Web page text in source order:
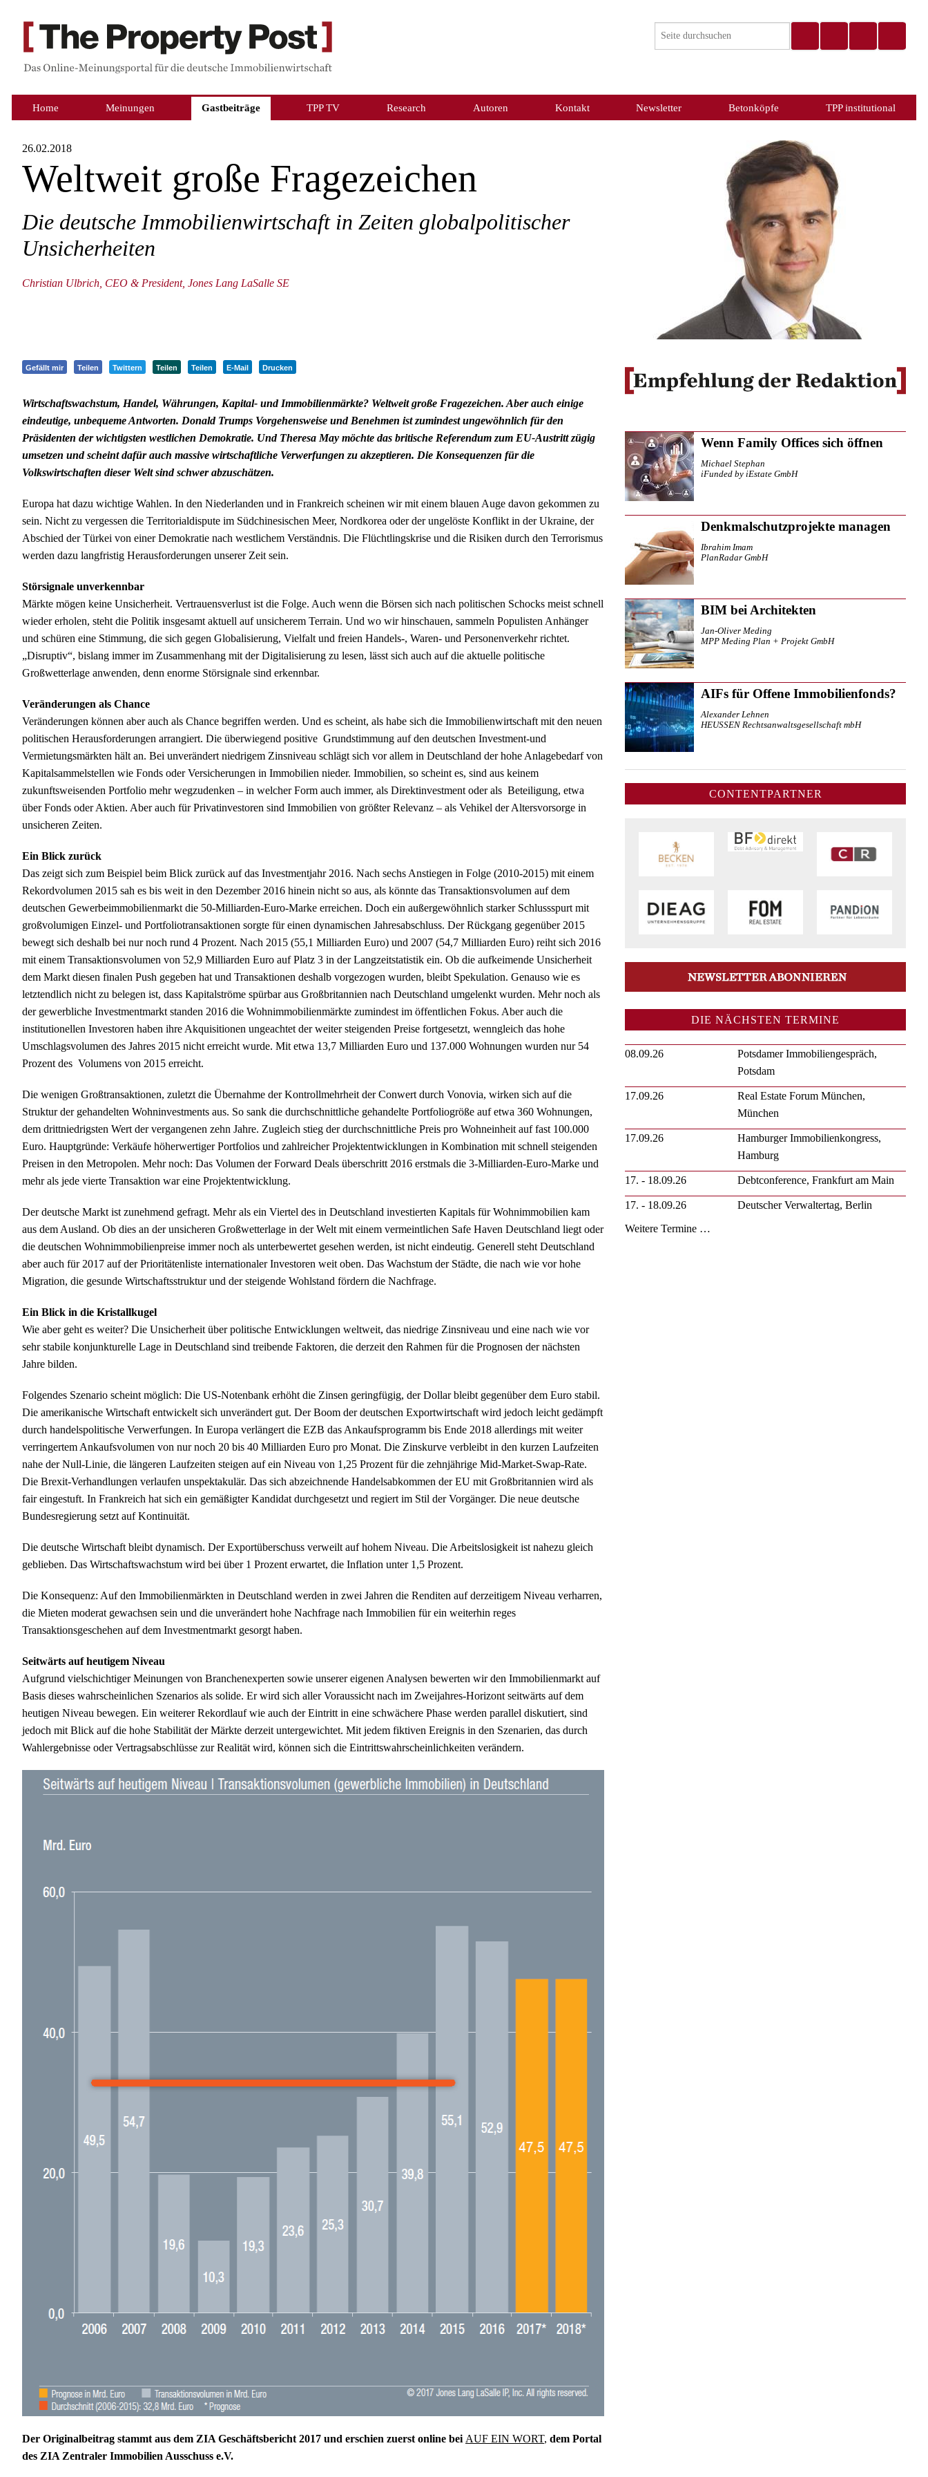
Home Meinungen Gastbeiträge TPP TV Research Autoren Kontakt Newsletter Betonköpfe TPP institutional
26.02.2018
Weltweit große Fragezeichen
Die deutsche Immobilienwirtschaft in Zeiten globalpolitischer
Unsicherheiten
Christian Ulbrich, CEO & President, Jones Lang LaSalle SE
Gefällt mir Teilen Twittern Teilen Teilen E-Mail Drucken
Wirtschaftswachstum, Handel, Währungen, Kapital- und Immobilienmärkte? Weltweit große Fragezeichen. Aber auch einige
eindeutige, unbequeme Antworten. Donald Trumps Vorgehensweise und Benehmen ist zumindest ungewöhnlich für den
Präsidenten der wichtigsten westlichen Demokratie. Und Theresa May möchte das britische Referendum zum EU-Austritt zügig
umsetzen und scheint dafür auch massive wirtschaftliche Verwerfungen zu akzeptieren. Die Konsequenzen für die
Volkswirtschaften dieser Welt sind schwer abzuschätzen.
Europa hat dazu wichtige Wahlen. In den Niederlanden und in Frankreich scheinen wir mit einem blauen Auge davon gekommen zu
sein. Nicht zu vergessen die Territorialdispute im Südchinesischen Meer, Nordkorea oder der ungelöste Konflikt in der Ukraine, der
Abschied der Türkei von einer Demokratie nach westlichem Verständnis. Die Flüchtlingskrise und die Risiken durch den Terrorismus
werden dazu langfristig Herausforderungen unserer Zeit sein.
Störsignale unverkennbar
Märkte mögen keine Unsicherheit. Vertrauensverlust ist die Folge. Auch wenn die Börsen sich nach politischen Schocks meist schnell
wieder erholen, steht die Politik insgesamt aktuell auf unsicherem Terrain. Und wo wir hinschauen, sammeln Populisten Anhänger
und schüren eine Stimmung, die sich gegen Globalisierung, Vielfalt und freien Handels-, Waren- und Personenverkehr richtet.
„Disruptiv“, bislang immer im Zusammenhang mit der Digitalisierung zu lesen, lässt sich auch auf die aktuelle politische
Großwetterlage anwenden, denn enorme Störsignale sind erkennbar.
Veränderungen als Chance
Veränderungen können aber auch als Chance begriffen werden. Und es scheint, als habe sich die Immobilienwirtschaft mit den neuen
politischen Herausforderungen arrangiert. Die überwiegend positive Grundstimmung auf den deutschen Investment-und
Vermietungsmärkten hält an. Bei unverändert niedrigem Zinsniveau schlägt sich vor allem in Deutschland der hohe Anlagebedarf von
Kapitalsammelstellen wie Fonds oder Versicherungen in Immobilien nieder. Immobilien, so scheint es, sind aus keinem
zukunftsweisenden Portfolio mehr wegzudenken – in welcher Form auch immer, als Direktinvestment oder als Beteiligung, etwa
über Fonds oder Aktien. Aber auch für Privatinvestoren sind Immobilien von größter Relevanz – als Vehikel der Altersvorsorge in
unsicheren Zeiten.
Ein Blick zurück
Das zeigt sich zum Beispiel beim Blick zurück auf das Investmentjahr 2016. Nach sechs Anstiegen in Folge (2010-2015) mit einem
Rekordvolumen 2015 sah es bis weit in den Dezember 2016 hinein nicht so aus, als könnte das Transaktionsvolumen auf dem
deutschen Gewerbeimmobilienmarkt die 50-Milliarden-Euro-Marke erreichen. Doch ein außergewöhnlich starker Schlussspurt mit
großvolumigen Einzel- und Portfoliotransaktionen sorgte für einen dynamischen Jahresabschluss. Der Rückgang gegenüber 2015
bewegt sich deshalb bei nur noch rund 4 Prozent. Nach 2015 (55,1 Milliarden Euro) und 2007 (54,7 Milliarden Euro) reiht sich 2016
mit einem Transaktionsvolumen von 52,9 Milliarden Euro auf Platz 3 in der Langzeitstatistik ein. Ob die aufkeimende Unsicherheit
dem Markt diesen finalen Push gegeben hat und Transaktionen deshalb vorgezogen wurden, bleibt Spekulation. Genauso wie es
letztendlich nicht zu belegen ist, dass Kapitalströme spürbar aus Großbritannien nach Deutschland umgelenkt wurden. Mehr noch als
der gewerbliche Investmentmarkt standen 2016 die Wohnimmobilienmärkte zumindest im öffentlichen Fokus. Aber auch die
institutionellen Investoren haben ihre Akquisitionen ungeachtet der weiter steigenden Preise fortgesetzt, wenngleich das hohe
Umschlagsvolumen des Jahres 2015 nicht erreicht wurde. Mit etwa 13,7 Milliarden Euro und 137.000 Wohnungen wurden nur 54
Prozent des Volumens von 2015 erreicht.
Die wenigen Großtransaktionen, zuletzt die Übernahme der Kontrollmehrheit der Conwert durch Vonovia, wirken sich auf die
Struktur der gehandelten Wohninvestments aus. So sank die durchschnittliche gehandelte Portfoliogröße auf etwa 360 Wohnungen,
dem drittniedrigsten Wert der vergangenen zehn Jahre. Zugleich stieg der durchschnittliche Preis pro Wohneinheit auf fast 100.000
Euro. Hauptgründe: Verkäufe höherwertiger Portfolios und zahlreicher Projektentwicklungen in Kombination mit schnell steigenden
Preisen in den Metropolen. Mehr noch: Das Volumen der Forward Deals überschritt 2016 erstmals die 3-Milliarden-Euro-Marke und
mehr als jede vierte Transaktion war eine Projektentwicklung.
Der deutsche Markt ist zunehmend gefragt. Mehr als ein Viertel des in Deutschland investierten Kapitals für Wohnimmobilien kam
aus dem Ausland. Ob dies an der unsicheren Großwetterlage in der Welt mit einem vermeintlichen Safe Haven Deutschland liegt oder
die deutschen Wohnimmobilienpreise immer noch als unterbewertet gesehen werden, ist nicht eindeutig. Generell steht Deutschland
aber auch für 2017 auf der Prioritätenliste internationaler Investoren weit oben. Das Wachstum der Städte, die nach wie vor hohe
Migration, die gesunde Wirtschaftsstruktur und der steigende Wohlstand fördern die Nachfrage.
Ein Blick in die Kristallkugel
Wie aber geht es weiter? Die Unsicherheit über politische Entwicklungen weltweit, das niedrige Zinsniveau und eine nach wie vor
sehr stabile konjunkturelle Lage in Deutschland sind treibende Faktoren, die derzeit den Rahmen für die Prognosen der nächsten
Jahre bilden.
Folgendes Szenario scheint möglich: Die US-Notenbank erhöht die Zinsen geringfügig, der Dollar bleibt gegenüber dem Euro stabil.
Die amerikanische Wirtschaft entwickelt sich unverändert gut. Der Boom der deutschen Exportwirtschaft wird jedoch leicht gedämpft
durch handelspolitische Verwerfungen. In Europa verlängert die EZB das Ankaufsprogramm bis Ende 2018 allerdings mit weiter
verringertem Ankaufsvolumen von nur noch 20 bis 40 Milliarden Euro pro Monat. Die Zinskurve verbleibt in den kurzen Laufzeiten
nahe der Null-Linie, die längeren Laufzeiten steigen auf ein Niveau von 1,25 Prozent für die zehnjährige Mid-Market-Swap-Rate.
Die Brexit-Verhandlungen verlaufen unspektakulär. Das sich abzeichnende Handelsabkommen der EU mit Großbritannien wird als
fair eingestuft. In Frankreich hat sich ein gemäßigter Kandidat durchgesetzt und regiert im Stil der Vorgänger. Die neue deutsche
Bundesregierung setzt auf Kontinuität.
Die deutsche Wirtschaft bleibt dynamisch. Der Exportüberschuss verweilt auf hohem Niveau. Die Arbeitslosigkeit ist nahezu gleich
geblieben. Das Wirtschaftswachstum wird bei über 1 Prozent erwartet, die Inflation unter 1,5 Prozent.
Die Konsequenz: Auf den Immobilienmärkten in Deutschland werden in zwei Jahren die Renditen auf derzeitigem Niveau verharren,
die Mieten moderat gewachsen sein und die unverändert hohe Nachfrage nach Immobilien für ein weiterhin reges
Transaktionsgeschehen auf dem Investmentmarkt gesorgt haben.
Seitwärts auf heutigem Niveau
Aufgrund vielschichtiger Meinungen von Branchenexperten sowie unserer eigenen Analysen bewerten wir den Immobilienmarkt auf
Basis dieses wahrscheinlichen Szenarios als solide. Er wird sich aller Voraussicht nach im Zweijahres-Horizont seitwärts auf dem
heutigen Niveau bewegen. Ein weiterer Rekordlauf wie auch der Eintritt in eine schwächere Phase werden parallel diskutiert, sind
jedoch mit Blick auf die hohe Stabilität der Märkte derzeit untergewichtet. Mit jedem fiktiven Ereignis in den Szenarien, das durch
Wahlergebnisse oder Vertragsabschlüsse zur Realität wird, können sich die Eintrittswahrscheinlichkeiten verändern.
Der Originalbeitrag stammt aus dem ZIA Geschäftsbericht 2017 und erschien zuerst online bei AUF EIN WORT, dem Portal
des ZIA Zentraler Immobilien Ausschuss e.V.
Wenn Family Offices sich öffnen
Michael Stephan
iFunded by iEstate GmbH
Denkmalschutzprojekte managen
Ibrahim Imam
PlanRadar GmbH
BIM bei Architekten
Jan-Oliver Meding
MPP Meding Plan + Projekt GmbH
AIFs für Offene Immobilienfonds?
Alexander Lehnen
HEUSSEN Rechtsanwaltsgesellschaft mbH
CONTENTPARTNER
DIE NÄCHSTEN TERMINE
08.09.26
Potsdamer Immobiliengespräch,
Potsdam
17.09.26
Real Estate Forum München,
München
17.09.26
Hamburger Immobilienkongress,
Hamburg
17. - 18.09.26 Debtconference, Frankfurt am Main
17. - 18.09.26
Deutscher Verwaltertag, Berlin
Weitere Termine …